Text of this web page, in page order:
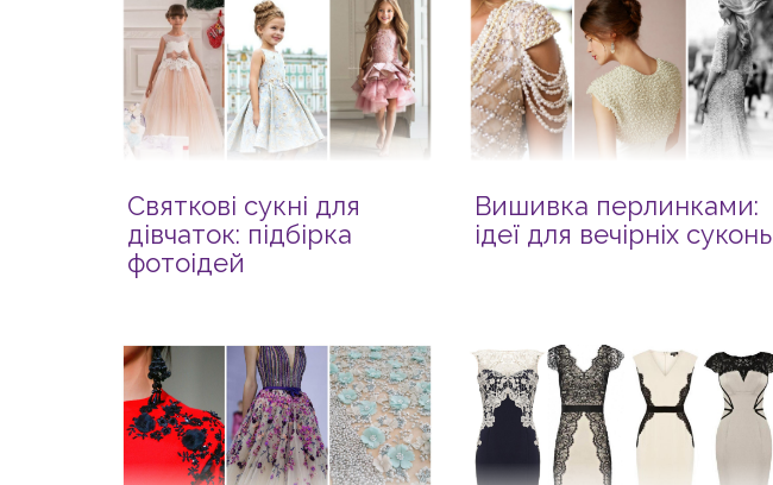
Святкові сукні для
дівчаток: підбірка
фотоідей
Вишивка перлинками:
ідеї для вечірніх суконь